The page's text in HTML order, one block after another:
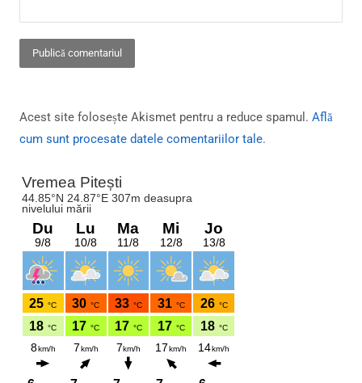
Acest site folosește Akismet pentru a reduce spamul. Află
cum sunt procesate datele comentariilor tale.